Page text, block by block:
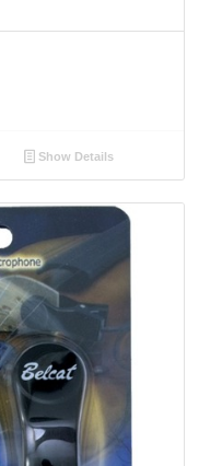
Show Details